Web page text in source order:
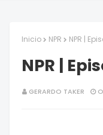
Inicio NPR NPR |
NPR |
GERARDO TAKER